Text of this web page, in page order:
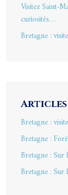
Visitez Saint-
curiosités…
Bretagne :
Articles
Bretagne :
Bretagne :
Bretagne : Sur
Bretagne : Sur